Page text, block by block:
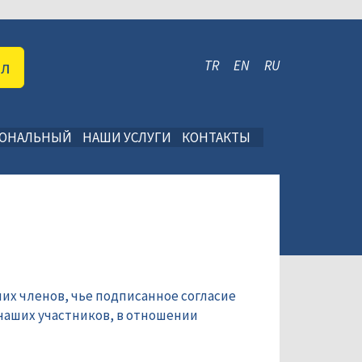
TR EN RU
НАШИ УСЛУГИ КОНТАКТЫ
членов, чье подписанное согласие
участников, в отношении